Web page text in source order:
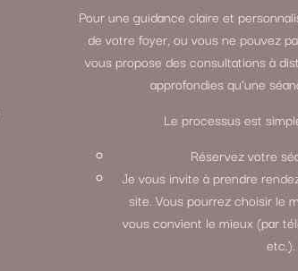
Pour une guidance claire et
de votre foyer, ou vous ne pouvez
vous propose des consultations à
approfondies qu’une
Le processus est
Réservez votre
Je vous invite à prendre
site. Vous pourrez choisir le
vous convient le mieux (par
etc.).